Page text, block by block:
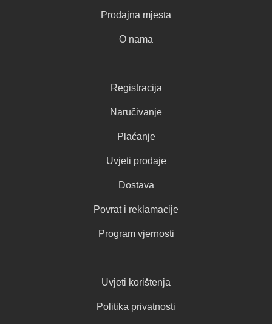
Prodajna mjesta
O nama
Registracija
Naručivanje
Plaćanje
Uvjeti prodaje
Dostava
Povrat i reklamacije
Program vjernosti
Uvjeti korištenja
Politika privatnosti